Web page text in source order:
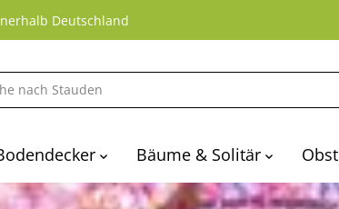
Deutschland
Bäume & Solitär Obst